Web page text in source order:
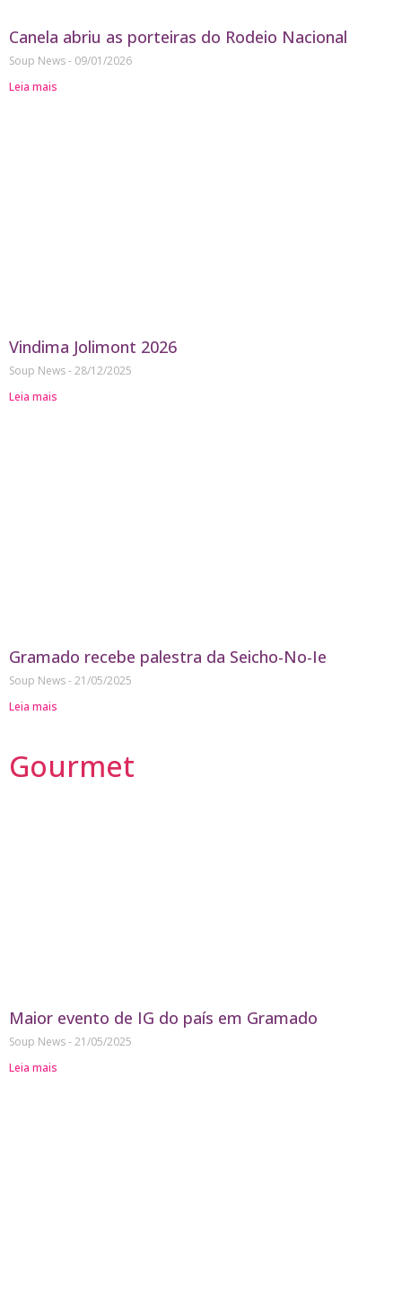
Canela abriu as porteiras do Rodeio Nacional
Soup News
09/01/2026
Leia mais
Vindima Jolimont 2026
Soup News 28/12/2025
Leia mais
Gramado recebe palestra da Seicho-No-Ie
Soup News 21/05/2025
Leia mais
Gourmet
Maior evento de IG do país em Gramado
Soup News 21/05/2025
Leia mais